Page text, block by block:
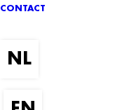
CONTACT